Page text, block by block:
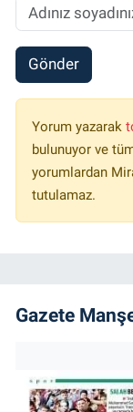
Gönder
Yorum yazarak
bulunuyor ve
yorumlardan
tutulamaz.
Gazete